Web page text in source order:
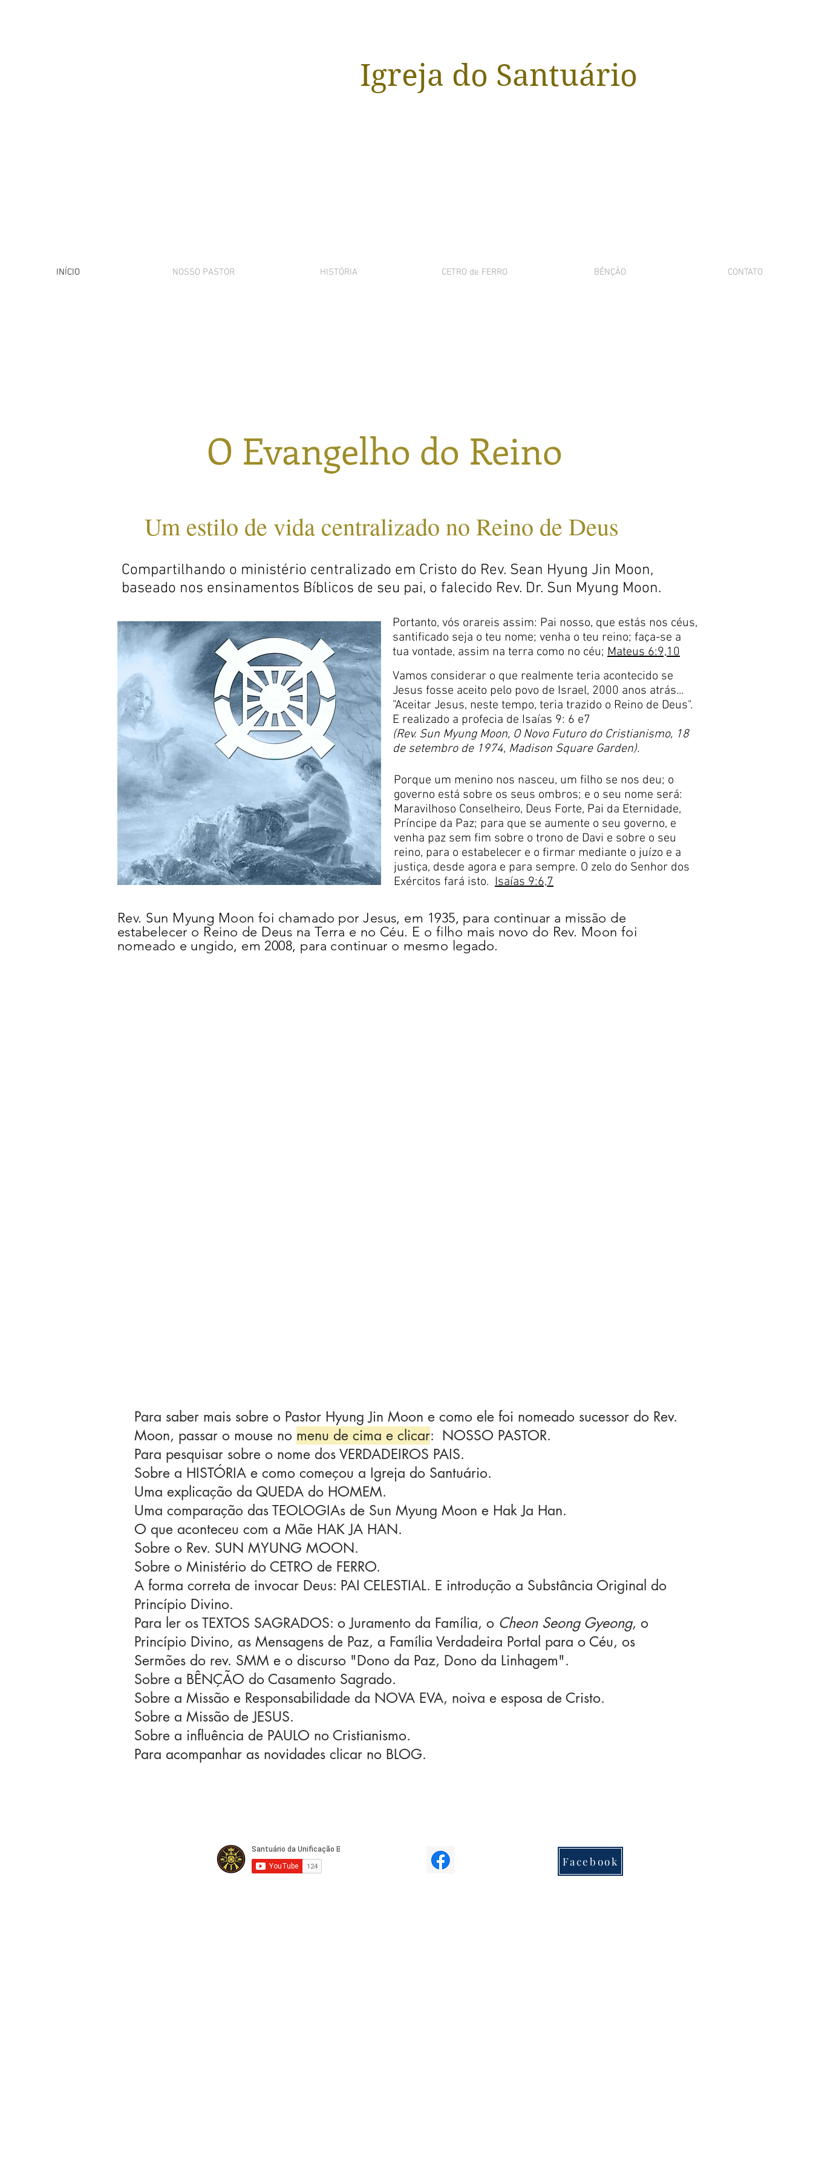
Igreja do Santuário
INÍCIO NOSSO PASTOR HISTÓRIA CETRO de FERRO BÊNÇÃO CONTATO
O Evangelho do Reino
Um estilo de vida centralizado no Reino de Deus
Compartilhando o ministério centralizado em Cristo do Rev. Sean Hyung Jin Moon,
baseado nos ensinamentos Bíblicos de seu pai, o falecido Rev. Dr. Sun Myung Moon.
Portanto, vós orareis assim: Pai nosso, que estás nos céus,
santificado seja o teu nome; venha o teu reino; faça-se a
tua vontade, assim na terra como no céu; Mateus 6:9,10
Vamos considerar o que realmente teria acontecido se
Jesus fosse aceito pelo povo de Israel, 2000 anos atrás...
"Aceitar Jesus, neste tempo, teria trazido o Reino de Deus".
E realizado a profecia de Isaías 9: 6 e7
(Rev. Sun Myung Moon, O Novo Futuro do Cristianismo, 18
de setembro de 1974, Madison Square Garden).
Porque um menino nos nasceu, um filho se nos deu; o
governo está sobre os seus ombros; e o seu nome será:
Maravilhoso Conselheiro, Deus Forte, Pai da Eternidade,
Príncipe da Paz; para que se aumente o seu governo, e
venha paz sem fim sobre o trono de Davi e sobre o seu
reino, para o estabelecer e o firmar mediante o juízo e a
justiça, desde agora e para sempre. O zelo do Senhor dos
Exércitos fará isto. Isaías 9:6,7
Rev. Sun Myung Moon foi chamado por Jesus, em 1935, para continuar a missão de
estabelecer o Reino de Deus na Terra e no Céu. E o filho mais novo do Rev. Moon foi
nomeado e ungido, em 2008, para continuar o mesmo legado.
Para saber mais sobre o Pastor Hyung Jin Moon e como ele foi nomeado sucessor do Rev.
Moon, passar o mouse no menu de cima e clicar: NOSSO PASTOR.
Para pesquisar sobre o nome dos VERDADEIROS PAIS.
Sobre a HISTÓRIA e como começou a Igreja do Santuário.
Uma explicação da QUEDA do HOMEM.
Uma comparação das TEOLOGIAs de Sun Myung Moon e Hak Ja Han.
O que aconteceu com a Mãe HAK JA HAN.
Sobre o Rev. SUN MYUNG MOON.
Sobre o Ministério do CETRO de FERRO.
A forma correta de invocar Deus: PAI CELESTIAL. E introdução a Substância Original do
Princípio Divino.
Para ler os TEXTOS SAGRADOS: o Juramento da Família, o Cheon Seong Gyeong, o
Princípio Divino, as Mensagens de Paz, a Família Verdadeira Portal para o Céu, os
Sermões do rev. SMM e o discurso "Dono da Paz, Dono da Linhagem".
Sobre a BÊNÇÃO do Casamento Sagrado.
Sobre a Missão e Responsabilidade da NOVA EVA, noiva e esposa de Cristo.
Sobre a Missão de JESUS.
Sobre a influência de PAULO no Cristianismo.
Para acompanhar as novidades clicar no BLOG.
Facebook